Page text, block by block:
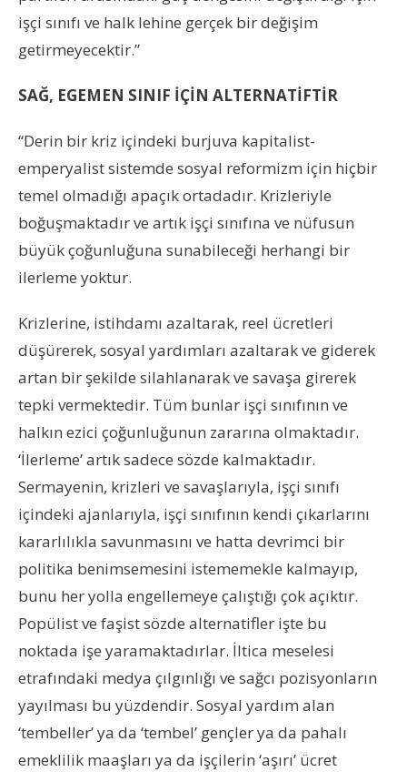
işçi sınıfı ve halk lehine gerçek bir değişim
getirmeyecektir.”
SAĞ, EGEMEN SINIF İÇİN ALTERNATİFTİR
“Derin bir kriz içindeki burjuva kapitalist-
emperyalist sistemde sosyal reformizm için hiçbir
temel olmadığı apaçık ortadadır. Krizleriyle
boğuşmaktadır ve artık işçi sınıfına ve nüfusun
büyük çoğunluğuna sunabileceği herhangi bir
ilerleme yoktur.
Krizlerine, istihdamı azaltarak, reel ücretleri
düşürerek, sosyal yardımları azaltarak ve giderek
artan bir şekilde silahlanarak ve savaşa girerek
tepki vermektedir. Tüm bunlar işçi sınıfının ve
halkın ezici çoğunluğunun zararına olmaktadır.
‘İlerleme’ artık sadece sözde kalmaktadır.
Sermayenin, krizleri ve savaşlarıyla, işçi sınıfı
içindeki ajanlarıyla, işçi sınıfının kendi çıkarlarını
kararlılıkla savunmasını ve hatta devrimci bir
politika benimsemesini istememekle kalmayıp,
bunu her yolla engellemeye çalıştığı çok açıktır.
Popülist ve faşist sözde alternatifler işte bu
noktada işe yaramaktadırlar. İltica meselesi
etrafındaki medya çılgınlığı ve sağcı pozisyonların
yayılması bu yüzdendir. Sosyal yardım alan
‘tembeller’ ya da ‘tembel’ gençler ya da pahalı
emeklilik maaşları ya da işçilerin ‘aşırı’ ücret